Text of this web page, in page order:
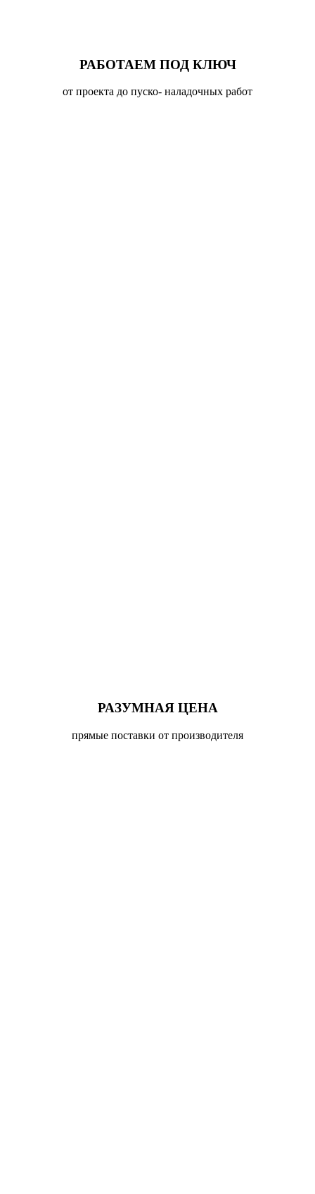
РАБОТАЕМ ПОД КЛЮЧ
от проекта до пуско- наладочных работ
РАЗУМНАЯ ЦЕНА
прямые поставки от производителя